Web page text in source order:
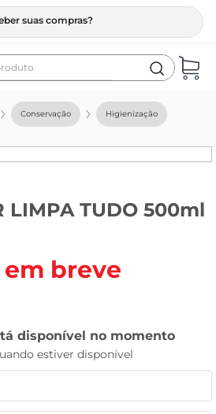
suas compras?
Conservação Higienização
LIMPA TUDO 500ml
breve